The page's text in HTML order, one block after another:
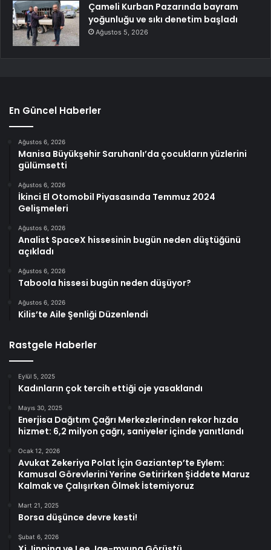
Çameli Kurban Pazarında bayram
yoğunluğu ve sıkı denetim başladı
Ağustos 5, 2026
En Güncel Haberler
Ağustos 6, 2026
Manisa Büyükşehir Saruhanlı’da çocukların yüzlerini
gülümsetti
Ağustos 6, 2026
İkinci El Otomobil Piyasasında Temmuz 2024
Gelişmeleri
Ağustos 6, 2026
Analist SpaceX hissesinin bugün neden düştüğünü
açıkladı
Ağustos 6, 2026
Taboola hissesi bugün neden düşüyor?
Ağustos 6, 2026
Kilis’te Aile Şenliği Düzenlendi
Rastgele Haberler
Eylül 5, 2025
Kadınların çok tercih ettiği oje yasaklandı
Mayıs 30, 2025
Enerjisa Dağıtım Çağrı Merkezlerinden rekor hızda
hizmet: 6,2 milyon çağrı, saniyeler içinde yanıtlandı
Ocak 12, 2026
Avukat Zekeriya Polat İçin Gaziantep’te Eylem:
Kamusal Görevlerini Yerine Getirirken Şiddete Maruz
Kalmak ve Çalışırken Ölmek İstemiyoruz
Mart 21, 2025
Borsa düşünce devre kesti!
Şubat 6, 2026